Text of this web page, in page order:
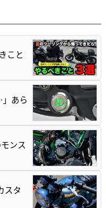
こと
あら
ンス
スタ